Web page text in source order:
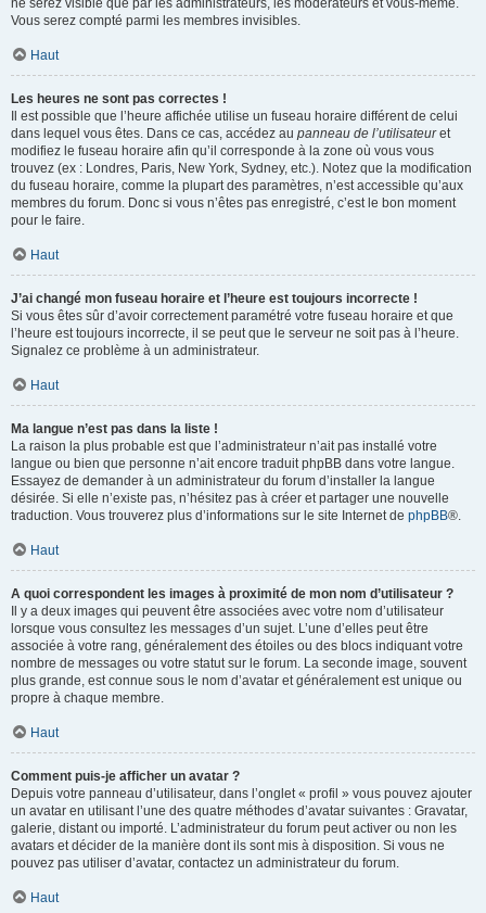
ne serez visible que par les administrateurs, les modérateurs et vous-même.
Vous serez compté parmi les membres invisibles.
Haut
Les heures ne sont pas correctes !
Il est possible que l’heure affichée utilise un fuseau horaire différent de celui
dans lequel vous êtes. Dans ce cas, accédez au panneau de l’utilisateuret
modifiez le fuseau horaire afin qu’il corresponde à la zone où vous vous
trouvez (ex : Londres, Paris, New York, Sydney, etc.). Notez que la modification
du fuseau horaire, comme la plupart des paramètres, n’est accessible qu’aux
membres du forum. Donc si vous n’êtes pas enregistré, c’est le bon moment
pour le faire.
Haut
J’ai changé mon fuseau horaire et l’heure est toujours incorrecte !
Si vous êtes sûr d’avoir correctement paramétré votre fuseau horaire et que
l’heure est toujours incorrecte, il se peut que le serveur ne soit pas à l’heure.
Signalez ce problème à un administrateur.
Haut
Ma langue n’est pas dans la liste !
La raison la plus probable est que l’administrateur n’ait pas installé votre
langue ou bien que personne n’ait encore traduit phpBB dans votre langue.
Essayez de demander à un administrateur du forum d’installer la langue
désirée. Si elle n’existe pas, n’hésitez pas à créer et partager une nouvelle
traduction. Vous trouverez plus d’informations sur le site Internet de phpBB®.
Haut
A quoi correspondent les images à proximité de mon nom d’utilisateur ?
Il y a deux images qui peuvent être associées avec votre nom d’utilisateur
lorsque vous consultez les messages d’un sujet. L’une d’elles peut être
associée à votre rang, généralement des étoiles ou des blocs indiquant votre
nombre de messages ou votre statut sur le forum. La seconde image, souvent
plus grande, est connue sous le nom d’avatar et généralement est unique ou
propre à chaque membre.
Haut
Comment puis-je afficher un avatar ?
Depuis votre panneau d’utilisateur, dans l’onglet « profil » vous pouvez ajouter
un avatar en utilisant l’une des quatre méthodes d’avatar suivantes : Gravatar,
galerie, distant ou importé. L’administrateur du forum peut activer ou non les
avatars et décider de la manière dont ils sont mis à disposition. Si vous ne
pouvez pas utiliser d’avatar, contactez un administrateur du forum.
Haut